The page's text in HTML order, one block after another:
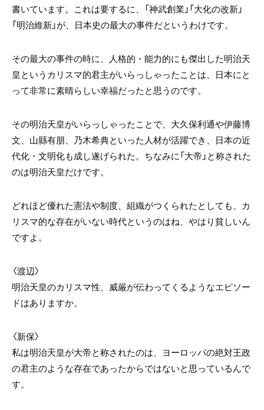
書いています。これは要するに、「神武創業」「大化の改新」
「明治維新」が、日本史の最大の事件だというわけです。
その最大の事件の時に、人格的・能力的にも傑出した明治天
皇というカリスマ的君主がいらっしゃったことは、日本にと
って非常に素晴らしい幸福だったと思うのです。
その明治天皇がいらっしゃったことで、大久保利通や伊藤博
文、山縣有朋、乃木希典といった人材が活躍でき、日本の近
代化・文明化も成し遂げられた。ちなみに「大帝」と称された
のは明治天皇だけです。
どれほど優れた憲法や制度、組織がつくられたとしても、カ
リスマ的な存在がいない時代というのはね、やはり貧しいん
ですよ。
〈渡辺〉
明治天皇のカリスマ性、威厳が伝わってくるようなエピソー
ドはありますか。
〈新保〉
私は明治天皇が大帝と称されたのは、ヨーロッパの絶対王政
の君主のような存在であったからではないと思っているんで
す。